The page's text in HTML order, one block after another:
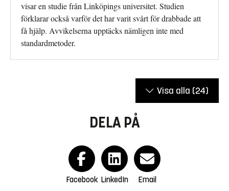
visar en studie från Linköpings universitet. Studien
förklarar också varför det har varit svårt för drabbade att
få hjälp. Avvikelserna upptäcks nämligen inte med
standardmetoder.
Visa alla (24)
DELA PÅ
Facebook LinkedIn Email